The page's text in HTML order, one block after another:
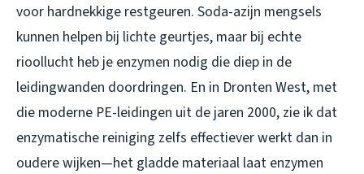
voor hardnekkige restgeuren. Soda-azijn mengsels
kunnen helpen bij lichte geurtjes, maar bij echte
rioollucht heb je enzymen nodig die diep in de
leidingwanden doordringen. En in Dronten West, met
die moderne PE-leidingen uit de jaren 2000, zie ik dat
enzymatische reiniging zelfs effectiever werkt dan in
oudere wijken—het gladde materiaal laat enzymen